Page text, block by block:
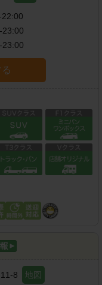
23:00
23:00
8 地図